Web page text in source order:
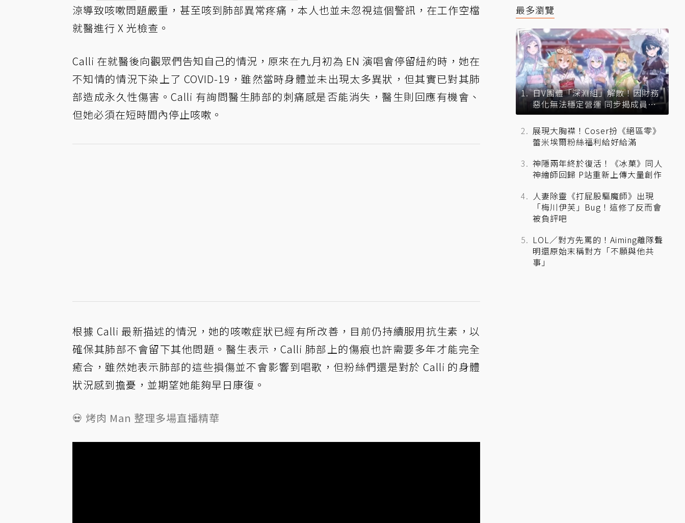
涼導致咳嗽問題嚴重，甚至咳到肺部異常疼痛，本人也並未忽視這個警訊，在工作空檔
就醫進行 X 光檢查。
Calli 在就醫後向觀眾們告知自己的情況，原來在九月初為 EN 演唱會停留紐約時，她在
不知情的情況下染上了 COVID-19，雖然當時身體並未出現太多異狀，但其實已對其肺
部造成永久性傷害。Calli 有詢問醫生肺部的刺痛感是否能消失，醫生則回應有機會、
但她必須在短時間內停止咳嗽。
根據 Calli 最新描述的情況，她的咳嗽症狀已經有所改善，目前仍持續服用抗生素，以
確保其肺部不會留下其他問題。醫生表示，Calli 肺部上的傷痕也許需要多年才能完全
癒合，雖然她表示肺部的這些損傷並不會影響到唱歌，但粉絲們還是對於 Calli 的身體
狀況感到擔憂，並期望她能夠早日康復。
💀 烤肉 Man 整理多場直播精華
最多瀏覽
日V團體「深淵組」解散！因財務
惡化無法穩定營運 同步揭成員未
來去向
展現大胸襟！Coser扮《絕區零》
蕾米埃爾粉絲福利給好給滿
神隱兩年終於復活！《冰菓》同人
神繪師回歸 P站重新上傳大量創作
人妻除靈《打屁股驅魔師》出現
「梅川伊芙」Bug！這修了反而會
被負評吧
LOL／對方先罵的！Aiming離隊聲
明還原始末稱對方「不願與他共
事」